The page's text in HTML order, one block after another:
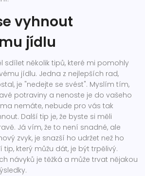
vyhnout
jídlu
sdílet několik tipů, které mi pomohly
jídlu. Jedna z nejlepších rad,
je "nedejte se svést". Myslím tím,
potraviny a nenoste je do vašeho
nemáte, nebude pro vás tak
Další tip je, že byste si měli
Já vím, že to není snadné, ale
zvyk, je snazší ho udržet než ho
tip, který můžu dát, je být trpělivý.
návyků je těžká a může trvat nějakou